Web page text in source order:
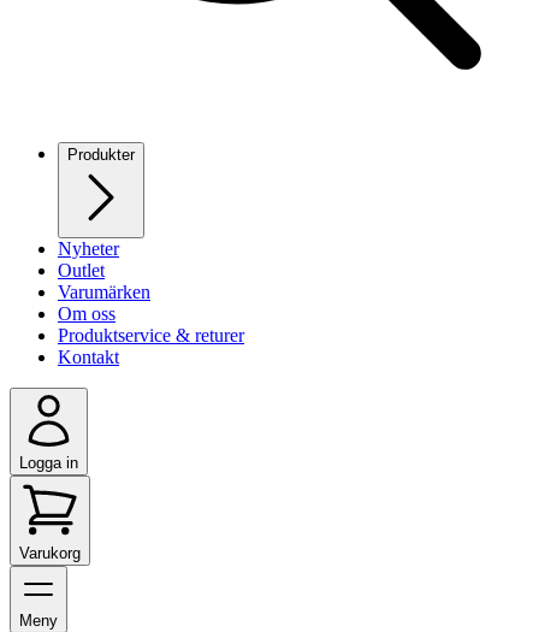
Produkter
Nyheter
Outlet
Varumärken
Om oss
Produktservice & returer
Kontakt
Logga in
Varukorg
Meny